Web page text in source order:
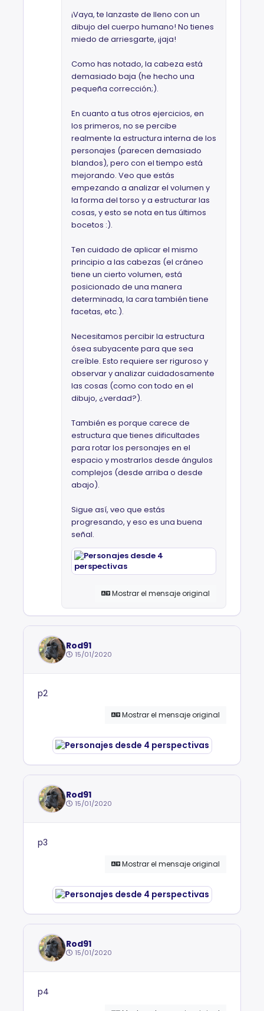
¡Vaya, te lanzaste de lleno con un
dibujo del cuerpo humano! No tienes
miedo de arriesgarte, ¡jaja!
Como has notado, la cabeza está
demasiado baja (he hecho una
pequeña corrección;).
En cuanto a tus otros ejercicios, en
los primeros, no se percibe
realmente la estructura interna de los
personajes (parecen demasiado
blandos), pero con el tiempo está
mejorando. Veo que estás
empezando a analizar el volumen y
la forma del torso y a estructurar las
cosas, y esto se nota en tus últimos
bocetos :).
Ten cuidado de aplicar el mismo
principio a las cabezas (el cráneo
tiene un cierto volumen, está
posicionado de una manera
determinada, la cara también tiene
facetas, etc.).
Necesitamos percibir la estructura
ósea subyacente para que sea
creíble. Esto requiere ser riguroso y
observar y analizar cuidadosamente
las cosas (como con todo en el
dibujo, ¿verdad?).
También es porque carece de
estructura que tienes dificultades
para rotar los personajes en el
espacio y mostrarlos desde ángulos
complejos (desde arriba o desde
abajo).
Sigue así, veo que estás
progresando, y eso es una buena
señal.
Mostrar el mensaje original
Rod91
15/01/2020
p2
Mostrar el mensaje original
Rod91
15/01/2020
p3
Mostrar el mensaje original
Rod91
15/01/2020
p4